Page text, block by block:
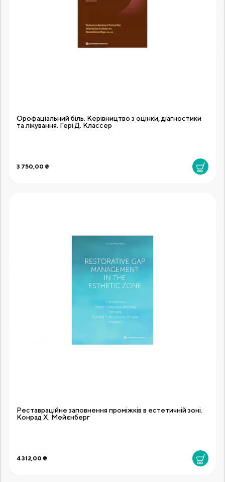
Орофаціальний біль. Керівництво з оцінки, діагностики
та лікування. Гері Д. Классер
3 750,00 ₴
Реставраційне заповнення проміжків в естетичній зоні.
Конрад Х. Мейєнберг
4 312,00 ₴